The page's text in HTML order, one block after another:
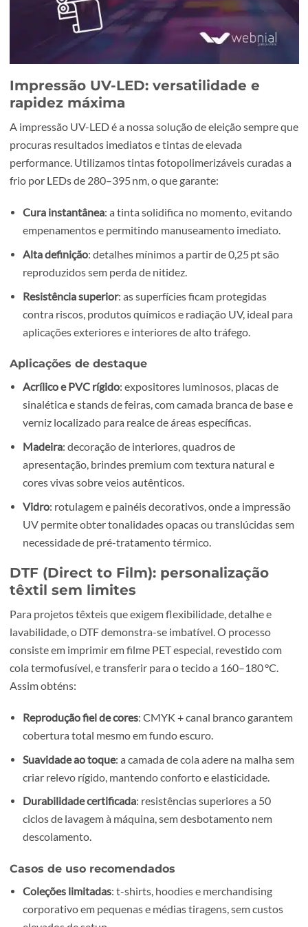
Impressão UV-LED: versatilidade e
rapidez máxima
A impressão UV-LED é a nossa solução de eleição
procuras resultados imediatos e tintas de elevada
performance. Utilizamos tintas fotopolimerizáveis
frio por LEDs de 280–395 nm, o que garante:
Cura instantânea: a tinta solidifica no momento,
empenamentos e permitindo manuseamento
reproduzidos sem perda de nitidez.
Resistência superior : as superfícies ficam protegidas
contra riscos, produtos químicos e radiação UV, ideal
Aplicações de destaque
sinalética e stands de feiras, com camada branca de
verniz localizado para realce de áreas específicas.
Madeira
: decoração de interiores, quadros de
apresentação, brindes premium com textura natural e
Vidro: rotulagem e painéis decorativos, onde a
UV permite obter tonalidades opacas ou translúcidas
necessidade de pré-tratamento térmico.
têxtil sem limites
lavabilidade, o DTF demonstra-se imbatível. O processo
cola termofusível, e transferir para o tecido a 160–180
Assim obténs:
Reprodução fiel de cores: CMYK + canal branco
cobertura total mesmo em fundo escuro.
Suavidade ao toque: a camada de cola adere na malha